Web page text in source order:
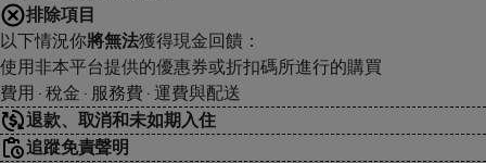
排除項目
以下情況你將無法獲得現金回饋：
使用非本平台提供的優惠券或折扣碼所進行的購買
費用 · 稅金 · 服務費 · 運費與配送
退款、取消和未如期入住
追蹤免責聲明